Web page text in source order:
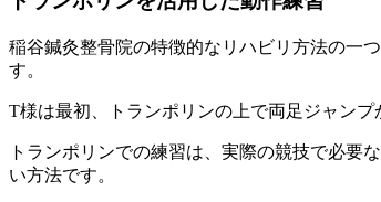
稲谷鍼灸整骨院の特徴的なリハビリ方法の一
す。
T様は最初、トランポリンの上で両足ジャン
トランポリンでの練習は、実際の競技で必要
い方法です。